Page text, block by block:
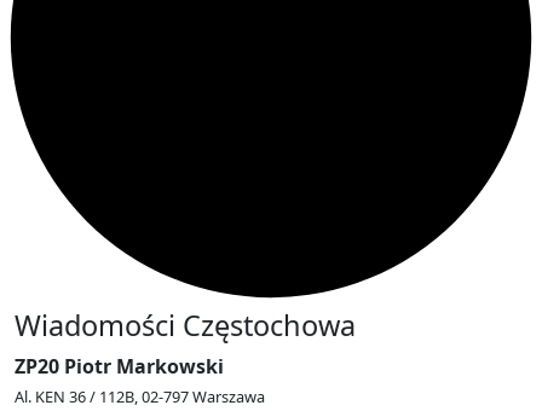
Wiadomości Częstochowa
ZP20 Piotr Markowski
Al. KEN 36 / 112B, 02-797 Warszawa